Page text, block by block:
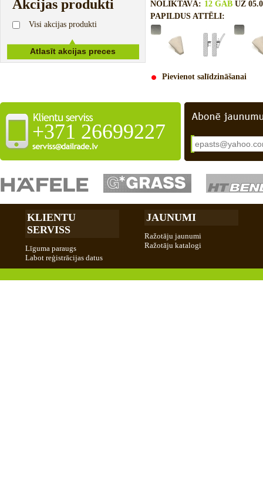
Akcijas produkti
Visi akcijas produkti
NOLIKTAVĀ: 12 GAB UZ
PAPILDUS ATTĒLI:
Pievienot salīdzināšanai
+371 26699227
KLIENTU
SERVISS
Līguma paraugs
Labot reģistrācijas datus
JAUNUMI
Ražotāju jaunumi
Ražotāju katalogi